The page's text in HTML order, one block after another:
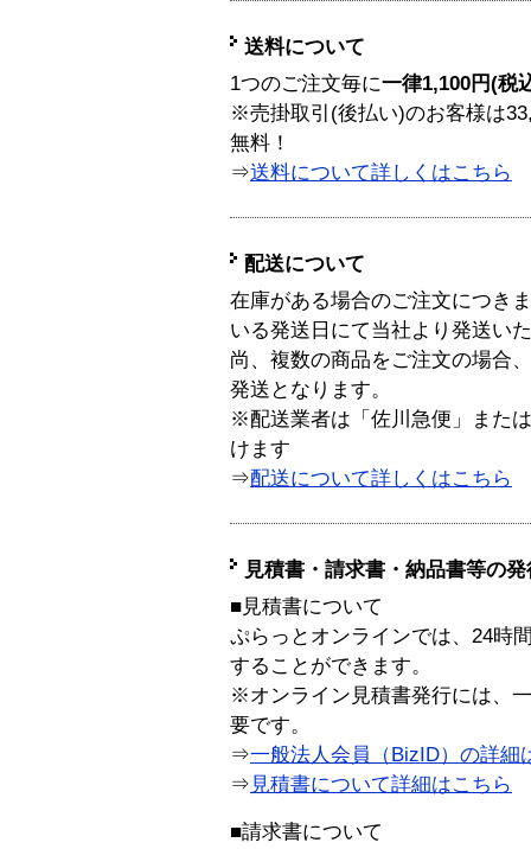
送料について
1つのご注文毎に一律1,100円(税
※売掛取引(後払い)のお客様は
無料！
⇒送料について詳しくはこちら
配送について
在庫がある場合のご注文につき
いる発送日にて当社より発送い
尚、複数の商品をご注文の場合
発送となります。
※配送業者は「佐川急便」また
けます
⇒配送について詳しくはこちら
見積書・請求書・納品書等の
■見積書について
ぷらっとオンラインでは、24時
することができます。
※オンライン見積書発行には、
要です。
⇒一般法人会員（BizID）の詳細
⇒ 見積書について詳細はこちら
■請求書について